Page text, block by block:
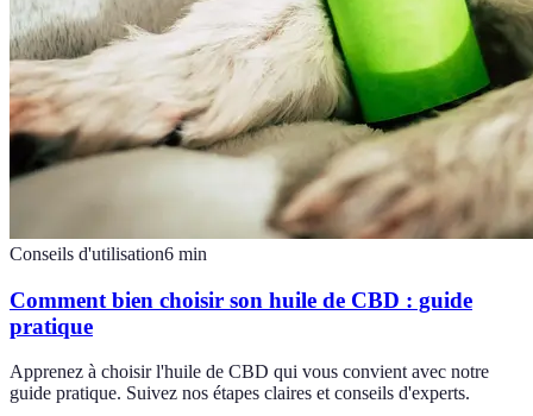
Conseils d'utilisation6 min
Comment bien choisir son huile de CBD : guide
pratique
Apprenez à choisir l'huile de CBD qui vous convient avec notre
guide pratique. Suivez nos étapes claires et conseils d'experts.